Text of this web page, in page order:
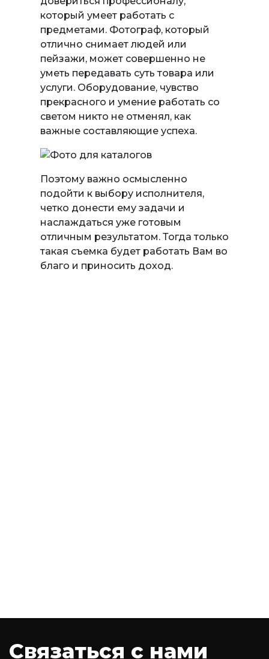
который умеет работать с
предметами. Фотограф, который
отлично снимает людей или
пейзажи, может совершенно не
уметь передавать суть товара или
услуги. Оборудование, чувство
прекрасного и умение работать со
светом никто не отменял, как
важные составляющие успеха.
Поэтому важно осмысленно
подойти к выбору исполнителя,
четко донести ему задачи и
наслаждаться уже готовым
отличным результатом. Тогда только
такая съемка будет работать Вам во
благо и приносить доход.
Связаться с нами